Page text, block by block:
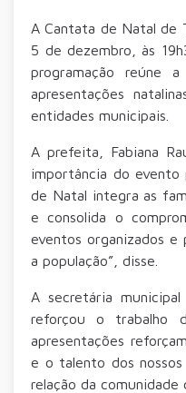
A Cantata de Natal de
5 de dezembro, às
programação reúne
apresentações
entidades municipais.
A prefeita, Fabiana
importância do evento
de Natal integra as
e consolida o
eventos organizados e
a população”, disse.
A secretária municipal
reforçou o trabalho
apresentações
e o talento dos
relação da comunidade